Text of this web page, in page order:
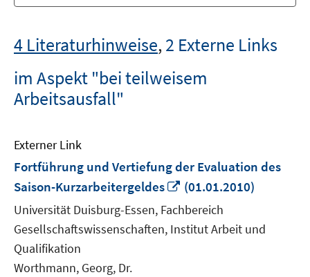
4 Literaturhinweise,2 Externe Links
im Aspekt "bei teilweisem
Arbeitsausfall"
Externer Link
Fortführung und Vertiefung der Evaluation des
Saison-Kurzarbeitergeldes
In
neuem
Fenster
öffnen
(01.01.2010)
Universität Duisburg-Essen, Fachbereich
Gesellschaftswissenschaften, Institut Arbeit und
Qualifikation
Worthmann, Georg, Dr.